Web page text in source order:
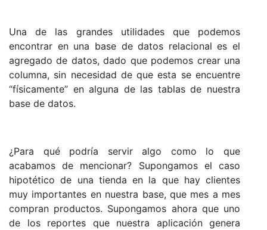
Una de las grandes utilidades que podemos
encontrar en una base de datos relacional es el
agregado de datos, dado que podemos crear una
columna, sin necesidad de que esta se encuentre
“físicamente” en alguna de las tablas de nuestra
base de datos.
¿Para qué podría servir algo como lo que
acabamos de mencionar? Supongamos el caso
hipotético de una tienda en la que hay clientes
muy importantes en nuestra base, que mes a mes
compran productos. Supongamos ahora que uno
de los reportes que nuestra aplicación genera